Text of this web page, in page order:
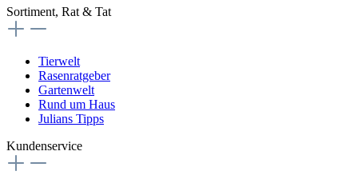
Sortiment, Rat & Tat
Tierwelt
Rasenratgeber
Gartenwelt
Rund um Haus
Julians Tipps
Kundenservice